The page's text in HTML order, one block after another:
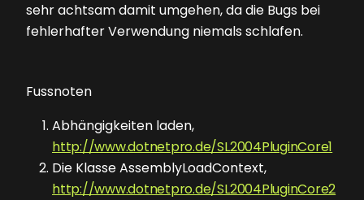
sehr achtsam damit umgehen, da die Bugs bei
fehlerhafter Verwendung niemals schlafen.
Fussnoten
Abhängigkeiten laden,
http://www.dotnetpro.de/SL2004PluginCore1
Die Klasse AssemblyLoadContext,
http://www.dotnetpro.de/SL2004PluginCore2